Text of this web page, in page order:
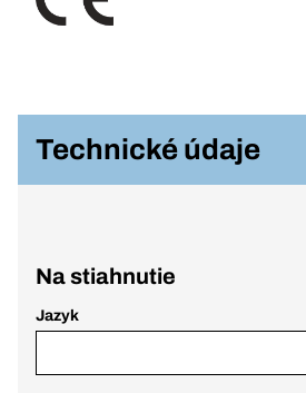
Technické údaje
Na stiahnutie
Jazyk